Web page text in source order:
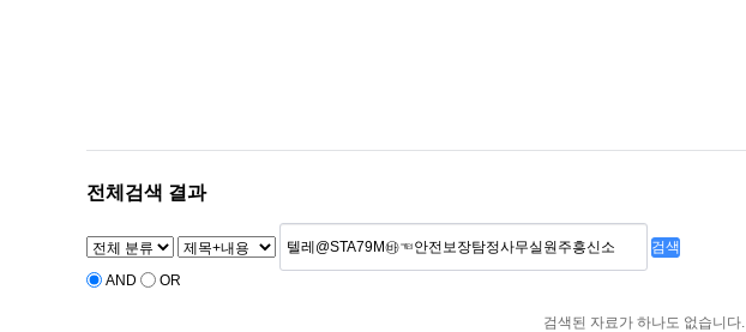
전체검색 결과
검색
AND OR
검색된 자료가 하나도 없습니다.